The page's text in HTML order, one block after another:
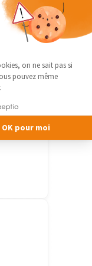
on ne sait pas si
pouvez même
OK pour moi